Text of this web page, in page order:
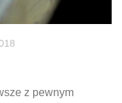
z pewnym